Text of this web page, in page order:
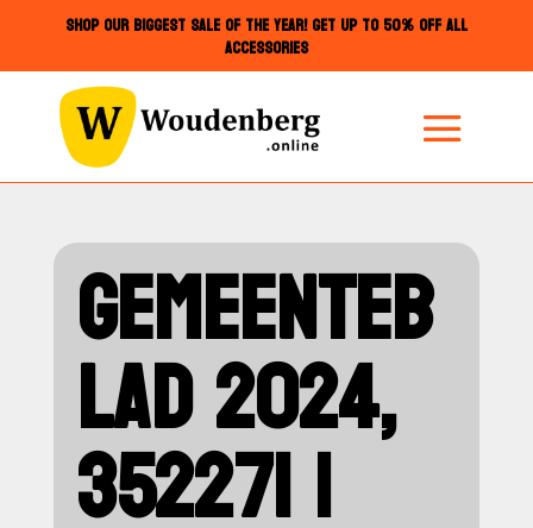
SHOP OUR BIGGEST SALE OF THE YEAR! GET UP TO 50% OFF ALL
ACCESSORIES
GEMEENTEB
LAD 2024,
352271 |